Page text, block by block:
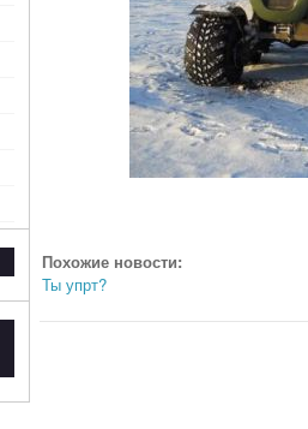
Похожие новости:
Ты упрт?